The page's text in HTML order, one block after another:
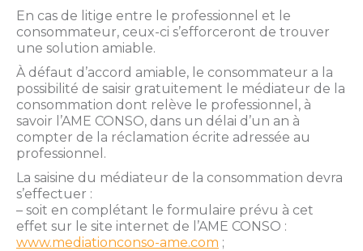
En cas de litige entre le professionnel et le
consommateur, ceux-ci s’efforceront de trouver
une solution amiable.
À défaut d’accord amiable, le consommateur a la
possibilité de saisir gratuitement le médiateur de la
consommation dont relève le professionnel, à
savoir l’AME CONSO, dans un délai d’un an à
compter de la réclamation écrite adressée au
professionnel.
La saisine du médiateur de la consommation devra
s’effectuer :
– soit en complétant le formulaire prévu à cet
effet sur le site internet de l’AME CONSO :
www.mediationconso-ame.com ;